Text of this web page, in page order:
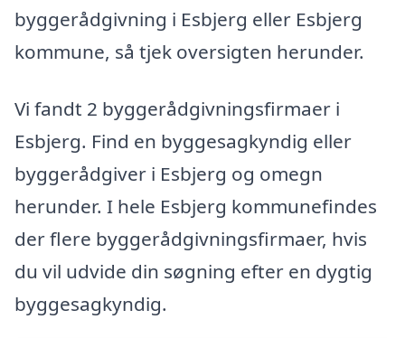
byggerådgivning i Esbjerg eller Esbjerg
kommune, så tjek oversigten herunder.
Vi fandt 2 byggerådgivningsfirmaer i
Esbjerg. Find en byggesagkyndig eller
byggerådgiver i Esbjerg og omegn
herunder. I hele Esbjerg kommunefindes
der flere byggerådgivningsfirmaer, hvis
du vil udvide din søgning efter en dygtig
byggesagkyndig.